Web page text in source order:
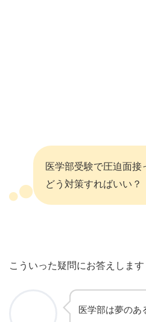
医学部受験で圧迫面接
どう対策すればいい？
こういった疑問にお答えします
医学部は夢のあ